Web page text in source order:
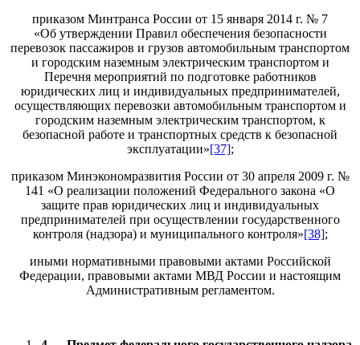
приказом Минтранса России от 15 января 2014 г. № 7
«Об утверждении Правил обеспечения безопасности
перевозок пассажиров и грузов автомобильным транспортом
и городским наземным электрическим транспортом и
Перечня мероприятий по подготовке работников
юридических лиц и индивидуальных предпринимателей,
осуществляющих перевозки автомобильным транспортом и
городским наземным электрическим транспортом, к
безопасной работе и транспортных средств к безопасной
эксплуатации»[37];
приказом Минэкономразвития России от 30 апреля 2009 г. №
141 «О реализации положений Федерального закона «О
защите прав юридических лиц и индивидуальных
предпринимателей при осуществлении государственного
контроля (надзора) и муниципального контроля»[38];
иными нормативными правовыми актами Российской
Федерации, правовыми актами МВД России и настоящим
Административным регламентом.